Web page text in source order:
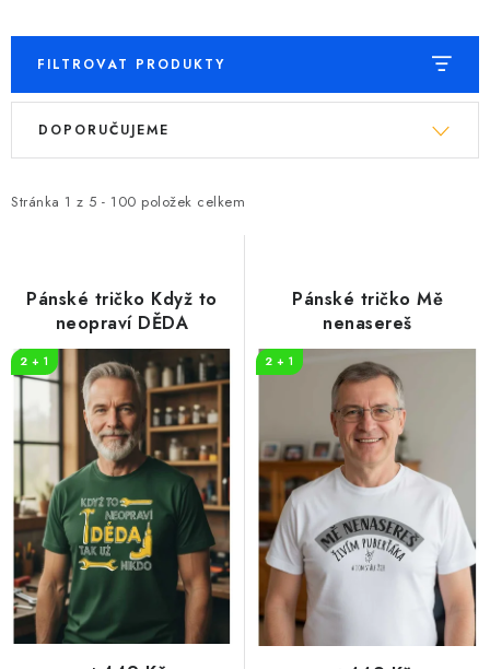
FILTROVAT PRODUKTY
V
i
d
u
k
t
Stránka 1 z 5 - 100 položek celkem
Ř
e
o
d
u
k
ů
DOPORUČUJEME
Pánské tričko Když to
neopraví DĚDA
2 + 1
Pánské tričko Mě
nenasereš
2 + 1